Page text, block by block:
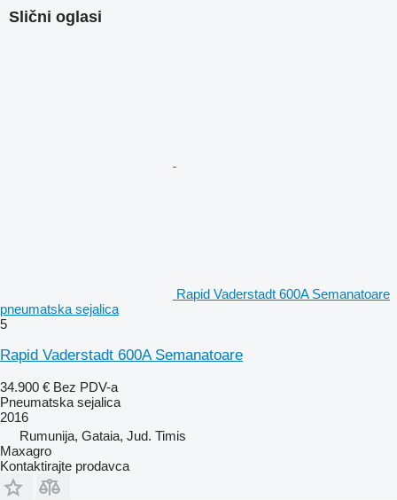
Slični oglasi
Rapid Vaderstadt 600A Semanatoare
pneumatska sejalica
5
Rapid Vaderstadt 600A Semanatoare
34.900 € Bez PDV-a
Pneumatska sejalica
2016
Rumunija, Gataia, Jud. Timis
Maxagro
Kontaktirajte prodavca